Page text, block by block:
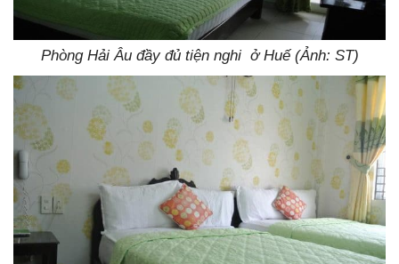
Phòng Hải Âu đầy đủ tiện nghi ở Huế (Ảnh: ST)